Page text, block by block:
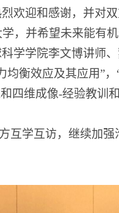
欢迎和感谢，并对
，并希望未来能有
学学院李文博讲师
衡效应及其应用”
四维成像-经验教训
互学互访，继续加